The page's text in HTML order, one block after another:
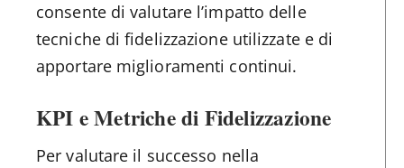
consente di valutare l’impatto delle
tecniche di fidelizzazione utilizzate e di
apportare miglioramenti continui.
KPI e Metriche di Fidelizzazione
Per valutare il successo nella